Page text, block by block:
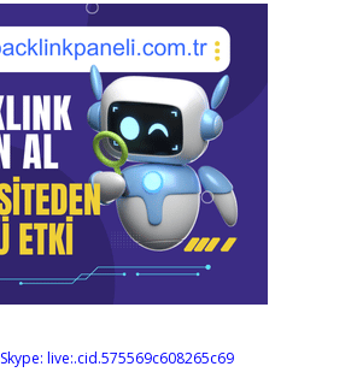
Skype: live:.cid.575569c608265c69